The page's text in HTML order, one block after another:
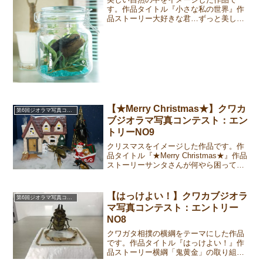
す。作品タイトル『小さな私の世界』作
品ストーリー大好きな君…ずっと美しい
【★Merry Christmas★】クワカ
ブジオラマ写真コンテスト：エン
トリーNO9
クリスマスをイメージした作品です。作
品タイトル『★Merry Christmas★』作品
ストーリーサンタさんが何やら困って
サンタさんのお手伝いに向かったのはロ
ーゼン君！...
【はっけよい！】クワカブジオラ
マ写真コンテスト：エントリー
NO8
クワガタ相撲の横綱をテーマにした作品
です。作品タイトル『はっけよい！』作
品ストーリー横綱「鬼黄金」の取り組み